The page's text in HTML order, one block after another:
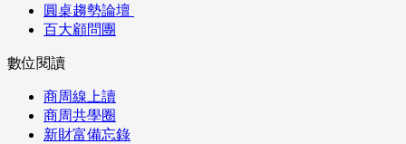
圓桌趨勢論壇
百大顧問團
數位閱讀
商周線上讀
商周共學圈
新財富備忘錄